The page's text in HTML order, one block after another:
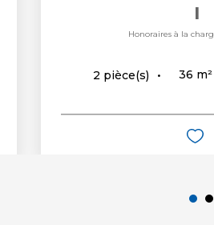
|
Honoraires à la
2 pièce(s) 36 m²